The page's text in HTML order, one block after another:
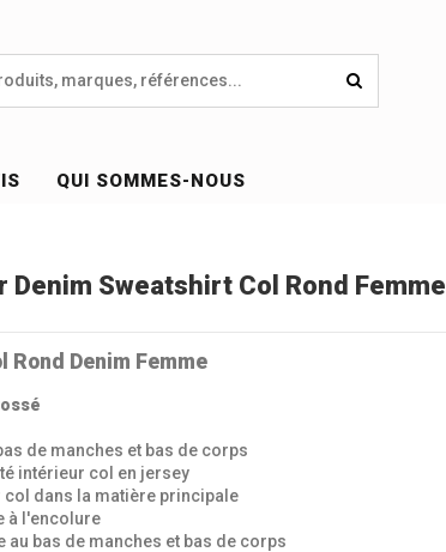
QUI SOMMES-NOUS
Denim Sweatshirt Col Rond Femme
Rond Denim Femme
de manches et bas de corps
intérieur col en jersey
col dans la matière principale
à l'encolure
au bas de manches et bas de corps